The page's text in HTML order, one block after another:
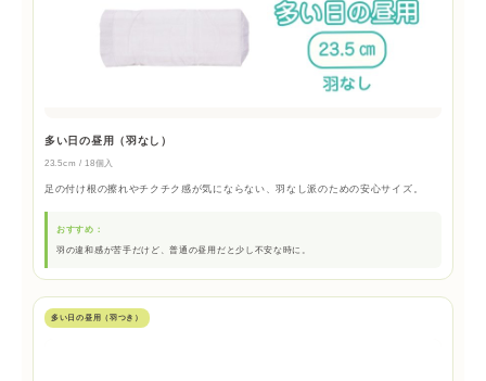
多い日の昼用（羽なし）
23.5cm / 18個入
足の付け根の擦れやチクチク感が気にならない、羽なし派のための安心サイズ。
おすすめ：
羽の違和感が苦手だけど、普通の昼用だと少し不安な時に。
多い日の昼用（羽つき）